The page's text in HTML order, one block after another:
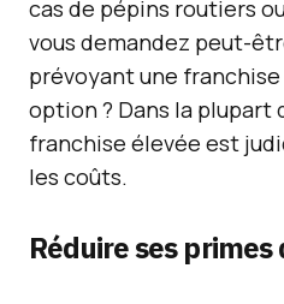
cas de pépins routiers
vous demandez peut-
prévoyant une
option ? Dans la plupart
franchise élevée est
les coûts.
Réduire ses primes